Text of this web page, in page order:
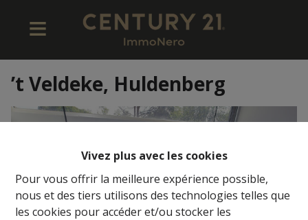
Vivez plus avec les cookies
Pour vous offrir la meilleure expérience possible,
nous et des tiers utilisons des technologies telles que
les cookies pour accéder et/ou stocker les
’t Veldeke, Huldenberg